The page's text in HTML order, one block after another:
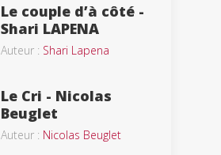
Le couple d’à côté -
Shari LAPENA
Auteur : Shari Lapena
Le Cri - Nicolas
Beuglet
Auteur : Nicolas Beuglet